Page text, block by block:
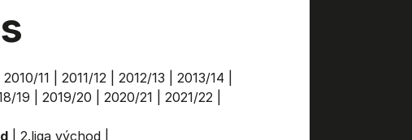
2010/11 2011/12| 2012/13 2013/14
19 2019/20 2020/21 2021/22|
| 2.liga východ|